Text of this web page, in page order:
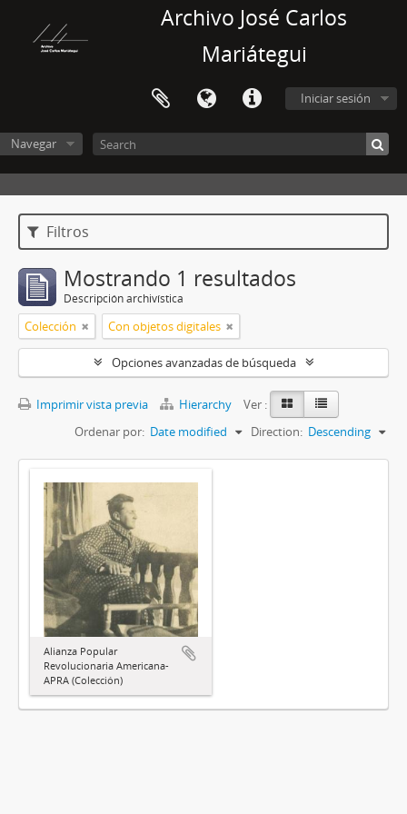
Archivo José Carlos
Mariátegui
Iniciar sesión
Navegar
Filtros
Mostrando 1 resultados
Descripción archivística
Colección Con objetos digitales
Opciones avanzadas de búsqueda
Imprimir vista previa Hierarchy
Ver :
Ordenar por: Date modified Direction: Descending
Alianza Popular
Revolucionaria Americana-
APRA (Colección)